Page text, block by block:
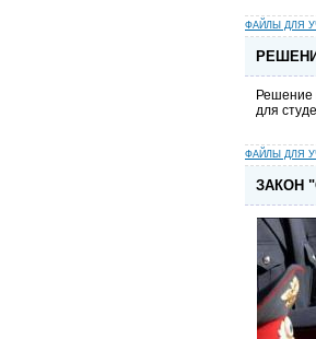
ФАЙЛЫ ДЛЯ
Решение
для
ФАЙЛЫ ДЛЯ
ЗАКОН